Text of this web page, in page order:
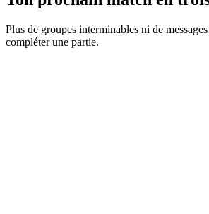
Plus de groupes interminables ni de
compléter une partie.